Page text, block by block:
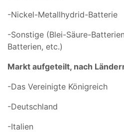
-Nickel-Metallhydrid-Batterie
-Sonstige (Blei-Säure-
Batterien, etc.)
Markt aufgeteilt, nach
-Das Vereinigte Königreich
-Deutschland
-Italien